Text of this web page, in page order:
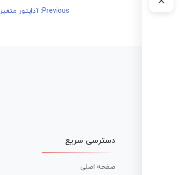
راهبری
Previous: آداپتور متغیر 3 تا 12 ولت 500 میلی آمپر
دسترسی سریع
صفحه اصلی